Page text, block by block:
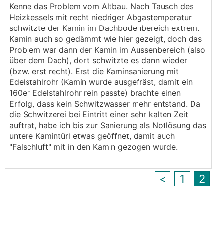
Kenne das Problem vom Altbau. Nach Tausch des
Heizkessels mit recht niedriger Abgastemperatur
schwitzte der Kamin im Dachbodenbereich extrem.
Kamin auch so gedämmt wie hier gezeigt, doch das
Problem war dann der Kamin im Aussenbereich (also
über dem Dach), dort schwitzte es dann wieder
(bzw. erst recht). Erst die Kaminsanierung mit
Edelstahlrohr (Kamin wurde ausgefräst, damit ein
160er Edelstahlrohr rein passte) brachte einen
Erfolg, dass kein Schwitzwasser mehr entstand. Da
die Schwitzerei bei Eintritt einer sehr kalten Zeit
auftrat, habe ich bis zur Sanierung als Notlösung das
untere Kamintürl etwas geöffnet, damit auch
"Falschluft" mit in den Kamin gezogen wurde.
< 1 2